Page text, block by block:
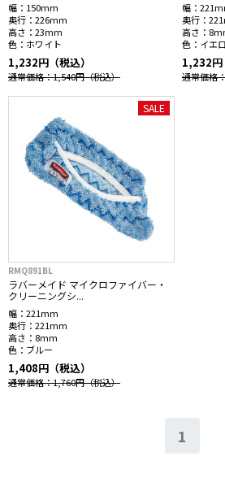
幅： 150mm
奥行： 226mm
高さ： 23mm
色： ホワイト
1,232円（税込）
通常価格：1,540円（税込）
幅：
奥行：
高さ：
色： イエ
1,232円
通常価格
SALE
RMQ891BL
ラバーメイド マイクロファイバー・
クリーニングシ...
幅： 221mm
奥行： 221mm
高さ： 8mm
色： ブルー
1,408円（税込）
通常価格：1,760円（税込）
1